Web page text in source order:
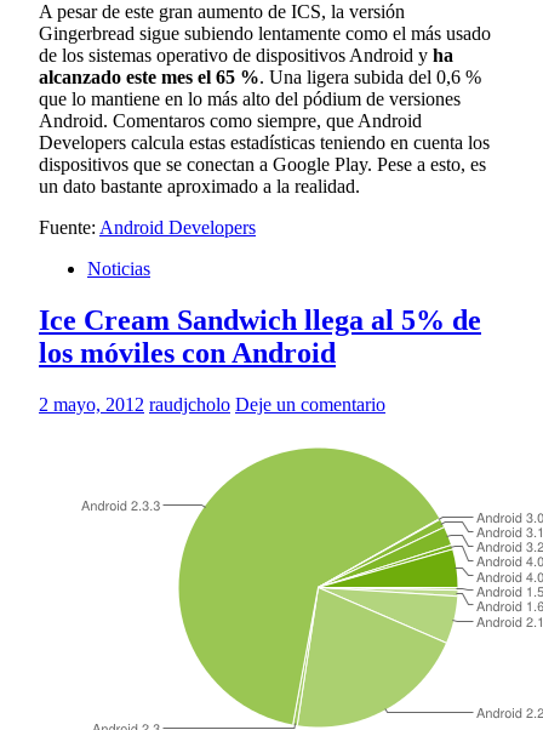
A pesar de este gran aumento de ICS, la versión
Gingerbread sigue subiendo lentamente como el más usado
de los sistemas operativo de dispositivos Android y ha
alcanzado este mes el 65 %. Una ligera subida del 0,6 %
que lo mantiene en lo más alto del pódium de versiones
Android. Comentaros como siempre, que Android
Developers calcula estas estadísticas teniendo en cuenta los
dispositivos que se conectan a Google Play. Pese a esto, es
un dato bastante aproximado a la realidad.
Fuente: Android Developers
Noticias
Ice Cream Sandwich llega al 5% de
los móviles con Android
2 mayo, 2012 raudjcholo Deje un comentario